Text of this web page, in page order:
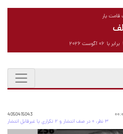
یار
4050415043
۳ نظر، ۰ در صف انتشار و ۲ تکراری یا غیرقابل انتشار